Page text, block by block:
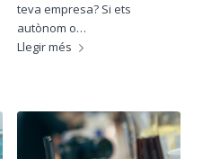
teva empresa? Si ets
autònom o…
Llegir més